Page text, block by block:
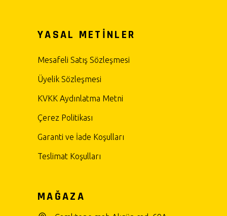
YASAL METİNLER
Mesafeli Satış Sözleşmesi
Üyelik Sözleşmesi
KVKK Aydınlatma Metni
Çerez Politikası
Garanti ve İade Koşulları
Teslimat Koşulları
MAĞAZA